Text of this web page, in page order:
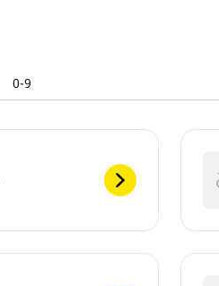
0-9